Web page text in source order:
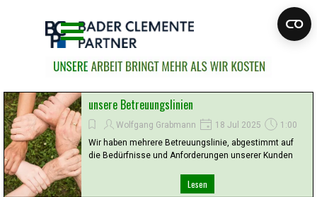
Menü überspringen
unsere Betreuungslinien
Wolfgang Grabmann 18 Jul 2025
1:00
Wir haben mehrere Betreuungslinie, abgestimmt auf
die Bedürfnisse und Anforderungen unserer Kunden
Lesen